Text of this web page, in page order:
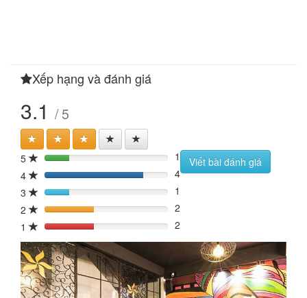
Xếp hạng và đánh giá
3.1 / 5
5 20%
1
4
80%
4
3
20%
1
2
40%
2
1
40% 2
Viết bài đánh giá